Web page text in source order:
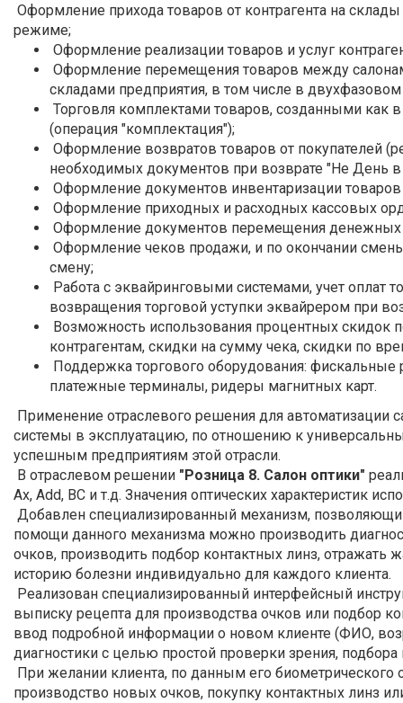
Оформление прихода товаров от контрагента на
режиме;
Оформление реализации товаров и услуг
Оформление перемещения товаров между
складами предприятия, в том числе в
Торговля комплектами товаров, созданными как
(операция "комплектация");
Оформление возвратов товаров от покупателей
необходимых документов при возврате "Не
Оформление документов инвентаризации
Оформление приходных и расходных кассовых
Оформление документов перемещения денежных
Оформление чеков продажи, и по окончании
смену;
Работа с эквайринговыми системами, учет оплат
возвращения торговой уступки эквайрером при
Возможность использования процентных скидок
контрагентам, скидки на сумму чека, скидки по
Поддержка торгового оборудования: фискальные
платежные терминалы, ридеры магнитных карт.
Применение отраслевого решения для автоматизации
системы в эксплуатацию, по отношению к
успешным предприятиям этой отрасли.
В отраслевом решении "Розница 8. Салон оптики"
Ax, Add, BC и т.д. Значения оптических характеристик
Добавлен специализированный механизм,
помощи данного механизма можно производить
очков, производить подбор контактных линз,
историю болезни индивидуально для каждого клиента.
Реализован специализированный интерфейсный
выписку рецепта для производства очков или подбор
ввод подробной информации о новом клиенте (ФИО,
диагностики с целью простой проверки зрения,
При желании клиента, по данным его
производство новых очков, покупку контактных линз